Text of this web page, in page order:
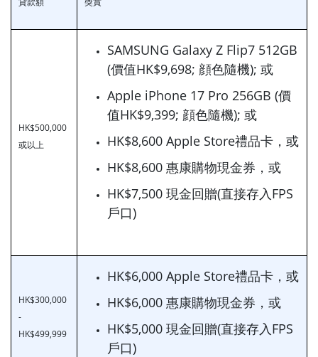
HK$500,000
或以上
SAMSUNG Galaxy Z Flip7 512GB
(價值HK$9,698; 顔色隨機); 或
Apple iPhone 17 Pro 256GB (價
值HK$9,399; 顔色隨機); 或
HK$8,600 Apple Store禮品卡，或
HK$8,600 惠康購物現金券，或
HK$7,500 現金回贈(直接存入FPS
戶口)
HK$300,000
-
HK$499,999
HK$6,000 Apple Store禮品卡，或
HK$6,000 惠康購物現金券，或
HK$5,000 現金回贈(直接存入FPS
戶口)